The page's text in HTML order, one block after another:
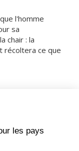
l'homme
sa
chair : la
récoltera ce que
sur toi ; sans
pour nous